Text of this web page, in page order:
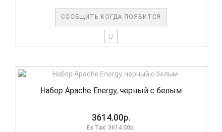
СООБЩИТЬ КОГДА ПОЯВИТСЯ
Набор Apache Energy, черный с белым
3614.00р.
Ex Tax: 3614.00р.